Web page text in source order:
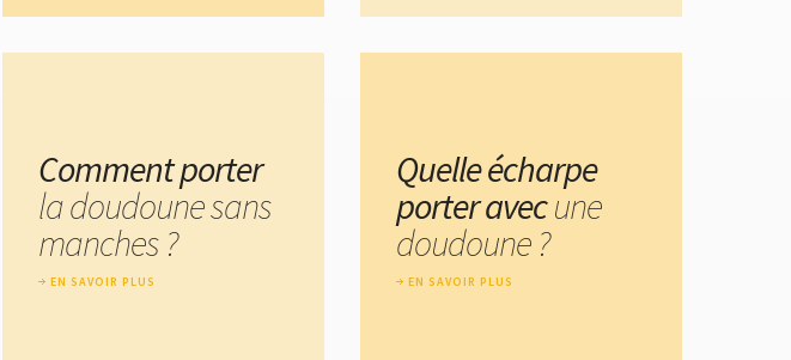
Comment porter
la doudoune sans
manches ?
EN SAVOIR PLUS
Quelle écharpe
porter avecune
doudoune ?
EN SAVOIR PLUS